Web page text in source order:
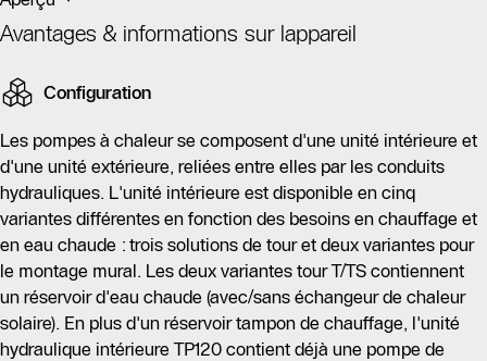
Avantages & informations sur lappareil
Configuration
Les pompes à chaleur se composent d'une unité intérieure et
d'une unité extérieure, reliées entre elles par les conduits
hydrauliques. L'unité intérieure est disponible en cinq
variantes différentes en fonction des besoins en chauffage et
en eau chaude : trois solutions de tour et deux variantes pour
le montage mural. Les deux variantes tour T/TS contiennent
un réservoir d'eau chaude (avec/sans échangeur de chaleur
solaire). En plus d'un réservoir tampon de chauffage, l'unité
hydraulique intérieure TP120 contient déjà une pompe de